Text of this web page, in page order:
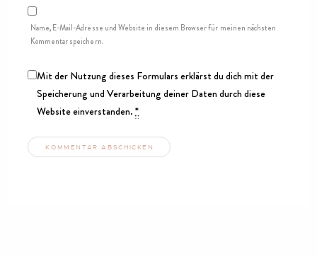
Name, E-Mail-Adresse und Website in diesem Browser für meinen nächsten
Kommentar speichern.
Mit der Nutzung dieses Formulars erklärst du dich mit der
Speicherung und Verarbeitung deiner Daten durch diese
Website einverstanden. *